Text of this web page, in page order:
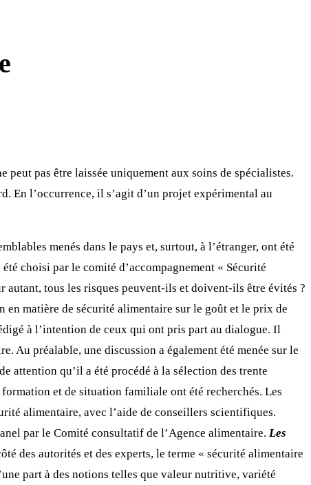
pas être laissée uniquement aux soins de spécialistes.
En l’occurrence, il s’agit d’un projet expérimental au
menés dans le pays et, surtout, à l’étranger, ont été
choisi par le comité d’accompagnement « Sécurité
autant, tous les risques peuvent-ils et doivent-ils être évités ?
en matière de sécurité alimentaire sur le goût et le prix de
à l’intention de ceux qui ont pris part au dialogue. Il
Au préalable, une discussion a également été menée sur le
attention qu’il a été procédé à la sélection des trente
et de situation familiale ont été recherchés. Les
alimentaire, avec l’aide de conseillers scientifiques.
par le Comité consultatif de l’Agence alimentaire. Les
des autorités et des experts, le terme « sécurité alimentaire
part à des notions telles que valeur nutritive, variété